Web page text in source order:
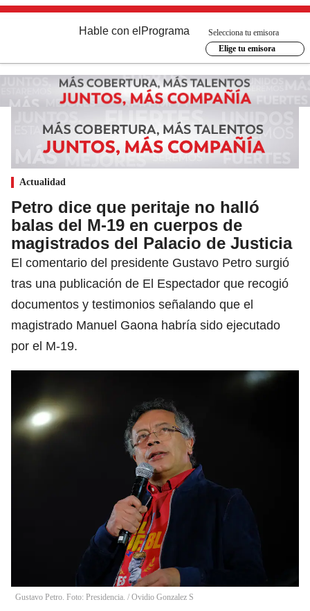
Hable con el Programa
Selecciona tu emisora
Elige tu emisora
Actualidad
Petro dice que peritaje no halló
balas del M-19 en cuerpos de
magistrados del Palacio de Justicia
El comentario del presidente Gustavo Petro surgió
tras una publicación de El Espectador que recogió
documentos y testimonios señalando que el
magistrado Manuel Gaona habría sido ejecutado
por el M-19.
Gustavo Petro. Foto: Presidencia. / Ovidio Gonzalez S